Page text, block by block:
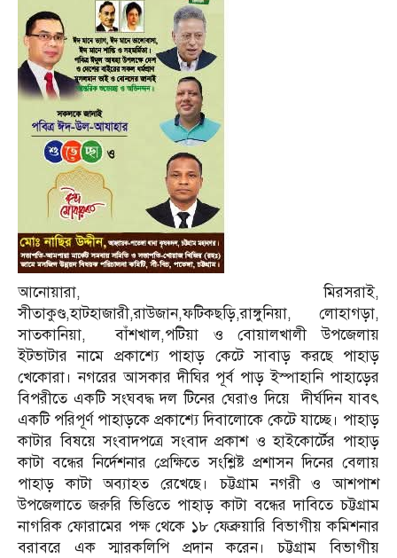
আনোয়ারা, মিরসরাই,
সীতাকুণ্ড,হাটহাজারী,রাউজান,ফটিকছড়ি,রাঙ্গুনিয়া, লোহাগড়া,
সাতকানিয়া, বাঁশখাল,পটিয়া ও বোয়ালখালী উপজেলায়
ইটভাটার নামে প্রকাশ্যে পাহাড় কেটে সাবাড় করছে পাহাড়
খেকোরা। নগরের আসকার দীঘির পূর্ব পাড় ইস্পাহানি পাহাড়ের
বিপরীতে একটি সংঘবদ্ধ দল টিনের ঘেরাও দিয়ে দীর্ঘদিন যাবৎ
একটি পরিপূর্ণ পাহাড়কে প্রকাশ্যে দিবালোকে কেটে যাচ্ছে। পাহাড়
কাটার বিষয়ে সংবাদপত্রে সংবাদ প্রকাশ ও হাইকোর্টের পাহাড়
কাটা বন্ধের নির্দেশনার প্রেক্ষিতে সংশ্লিষ্ট প্রশাসন দিনের বেলায়
পাহাড় কাটা অব্যাহত রেখেছে। চট্টগ্রাম নগরী ও আশপাশ
উপজেলাতে জরুরি ভিত্তিতে পাহাড় কাটা বন্ধের দাবিতে চট্টগ্রাম
নাগরিক ফোরামের পক্ষ থেকে ১৮ ফেব্রুয়ারি বিভাগীয় কমিশনার
বরাবরে এক স্মারকলিপি প্রদান করেন। চট্টগ্রাম বিভাগীয়